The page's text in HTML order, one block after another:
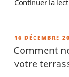
Continuer la
PUBLIÉ
LE
16 DÉCEMBRE
Comment
votre